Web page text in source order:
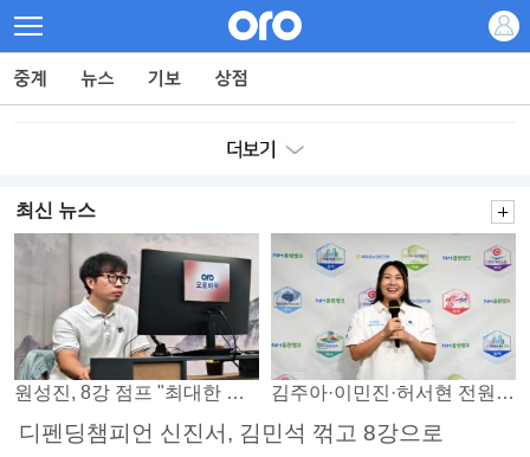
최신 뉴스
원성진, 8강 점프 "최대한 승자조에서 버티겠다" 김주아·이민진·허서현 전원 승리… 평택, 부안 꺾고 5연승
디펜딩챔피언 신진서, 김민석 꺾고 8강으로